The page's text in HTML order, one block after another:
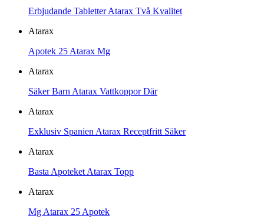
Erbjudande Tabletter Atarax Två Kvalitet
Atarax
Apotek 25 Atarax Mg
Atarax
Säker Barn Atarax Vattkoppor Där
Atarax
Exklusiv Spanien Atarax Receptfritt Säker
Atarax
Basta Apoteket Atarax Topp
Atarax
Mg Atarax 25 Apotek